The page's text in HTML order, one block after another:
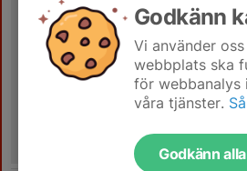
Godkänn
Vi använder
webbplats ska
för
våra tjänster.
Godkänn